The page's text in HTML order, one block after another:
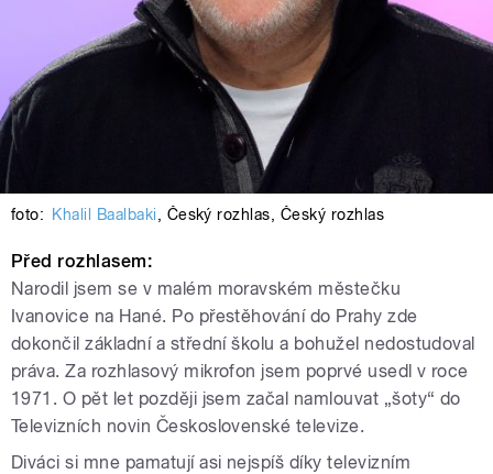
foto: Khalil Baalbaki, Český rozhlas, Český rozhlas
Před rozhlasem:
Narodil jsem se v malém moravském městečku
Ivanovice na Hané. Po přestěhování do Prahy zde
dokončil základní a střední školu a bohužel nedostudoval
práva. Za rozhlasový mikrofon jsem poprvé usedl v roce
1971. O pět let později jsem začal namlouvat „šoty“ do
Televizních novin Československé televize.
Diváci si mne pamatují asi nejspíš díky televizním